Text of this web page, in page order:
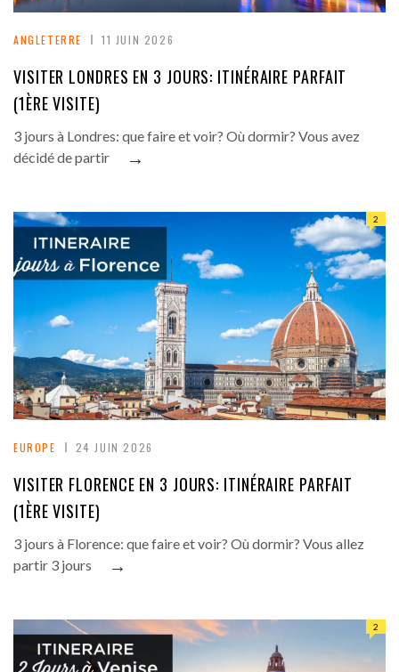
ANGLETERRE 11 JUIN 2026
VISITER LONDRES EN 3 JOURS: ITINÉRAIRE PARFAIT
(1ÈRE VISITE)
3 jours à Londres: que faire et voir? Où dormir? Vous avez
décidé de partir
→
EUROPE 24 JUIN 2026
2
VISITER FLORENCE EN 3 JOURS: ITINÉRAIRE PARFAIT
(1ÈRE VISITE)
3 jours à Florence: que faire et voir? Où dormir? Vous allez
partir 3 jours
→
2